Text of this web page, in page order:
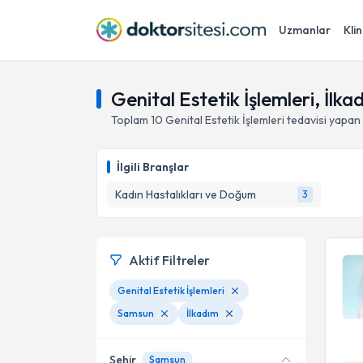
Uzmanlar
Genital Estetik İşlemleri,
Toplam 10 Genital Estetik İşlemleri tedavisi
İlgili Branşlar
Kadın Hastalıkları ve Doğum
3
Aktif Filtreler
Genital Estetik İşlemleri
Samsun
İlkadım
Şehir Samsun